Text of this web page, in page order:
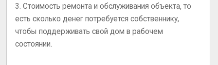
3. Стоимость ремонта и обслуживания объекта, то
есть сколько денег потребуется собственнику,
чтобы поддерживать свой дом в рабочем
состоянии.